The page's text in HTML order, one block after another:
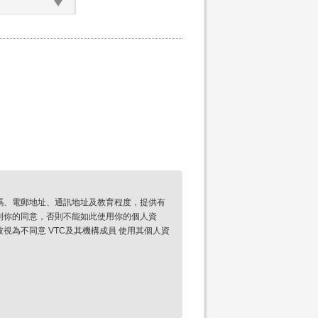
電郵地址、通訊地址及教育程度，提供有
的同意，否則不能如此使用你的個人資
為不同意 VTC及其機構成員 使用其個人資